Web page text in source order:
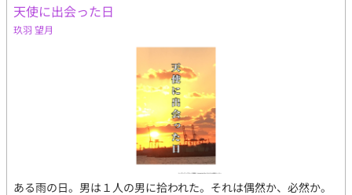
天使に出会った日
玖羽 望月
ある雨の日。男は１人の男に拾われた。それは偶然か、必然か。